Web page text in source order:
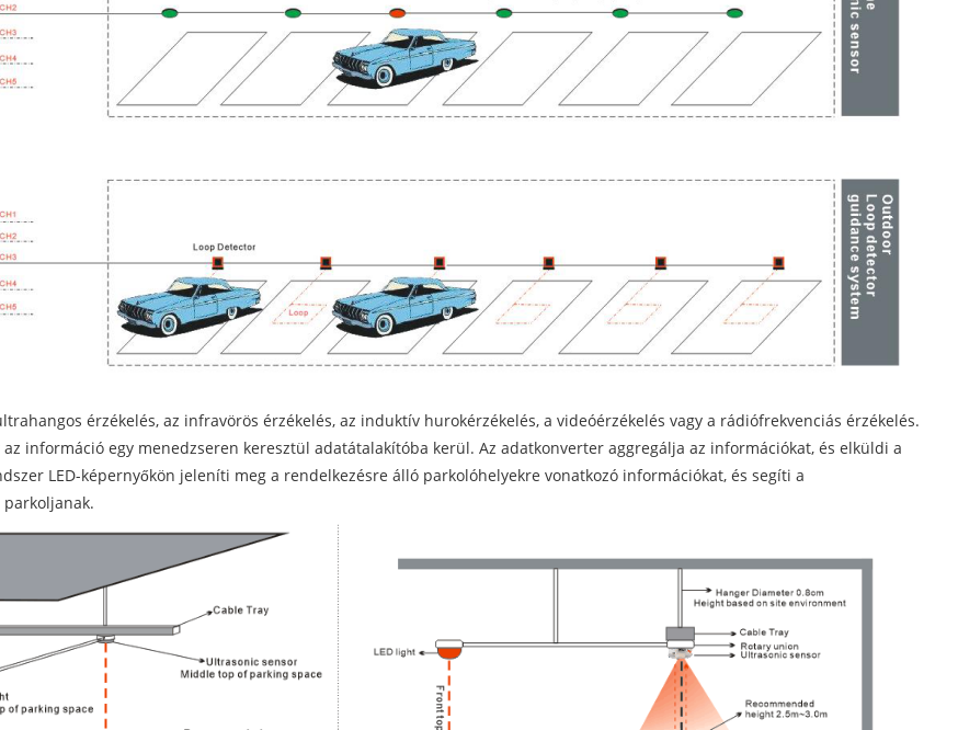
érzékelés, az infravörös érzékelés, az induktív hurokérzékelés, a videóérzékelés vagy a rádiófrekvenciás érzékelés.
információ egy menedzseren keresztül adatátalakítóba kerül. Az adatkonverter aggregálja az információkat, és elküldi a
LED-képernyőkön jeleníti meg a rendelkezésre álló parkolóhelyekre vonatkozó információkat, és segíti a